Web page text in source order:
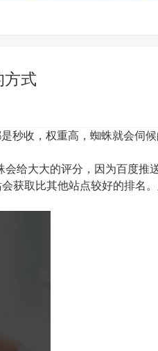
方式
秒收，权重高，蜘蛛就会伺候
给大大的评分，因为百度推
获取比其他站点较好的排名。